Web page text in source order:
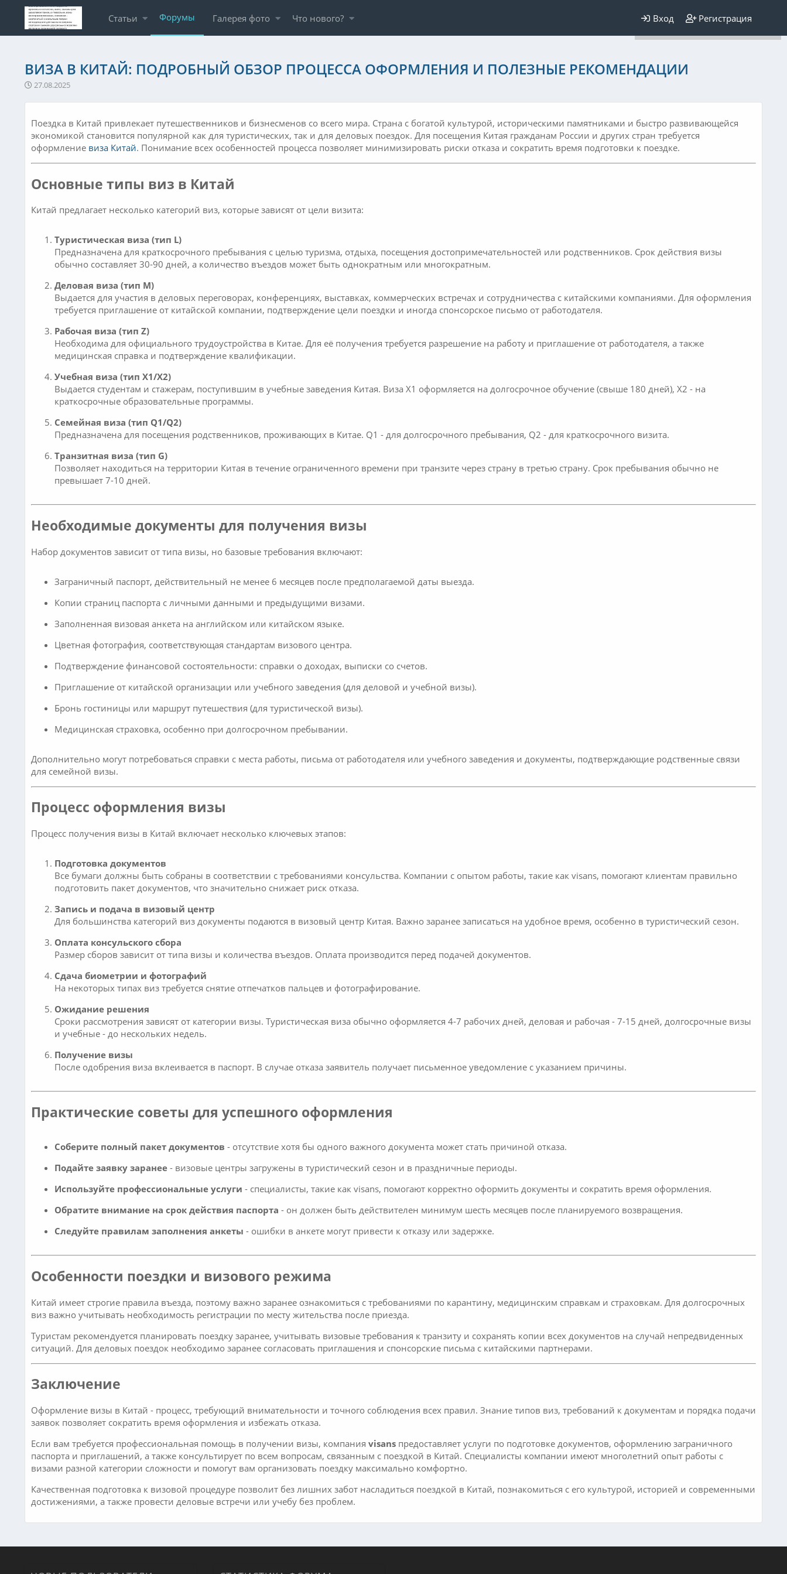
Статьи Форумы Галерея фото Что нового? Вход Регистрация
ВИЗА В КИТАЙ: ПОДРОБНЫЙ ОБЗОР ПРОЦЕССА ОФОРМЛЕНИЯ И ПОЛЕЗНЫЕ РЕКОМЕНДАЦИИ
27.08.2025
Поездка в Китай привлекает путешественников и бизнесменов со всего мира. Страна с богатой культурой, историческими памятниками и быстро развивающейся
экономикой становится популярной как для туристических, так и для деловых поездок. Для посещения Китая гражданам России и других стран требуется
оформление виза Китай. Понимание всех особенностей процесса позволяет минимизировать риски отказа и сократить время подготовки к поездке.
Основные типы виз в Китай
Китай предлагает несколько категорий виз, которые зависят от цели визита:
Туристическая виза (тип L)
Предназначена для краткосрочного пребывания с целью туризма, отдыха, посещения достопримечательностей или родственников. Срок действия визы
обычно составляет 30-90 дней, а количество въездов может быть однократным или многократным.
Деловая виза (тип M)
Выдается для участия в деловых переговорах, конференциях, выставках, коммерческих встречах и сотрудничества с китайскими компаниями. Для оформления
требуется приглашение от китайской компании, подтверждение цели поездки и иногда спонсорское письмо от работодателя.
Рабочая виза (тип Z)
Необходима для официального трудоустройства в Китае. Для её получения требуется разрешение на работу и приглашение от работодателя, а также
медицинская справка и подтверждение квалификации.
Учебная виза (тип X1/X2)
Выдается студентам и стажерам, поступившим в учебные заведения Китая. Виза X1 оформляется на долгосрочное обучение (свыше 180 дней), X2 - на
краткосрочные образовательные программы.
Семейная виза (тип Q1/Q2)
Предназначена для посещения родственников, проживающих в Китае. Q1 - для долгосрочного пребывания, Q2 - для краткосрочного визита.
Транзитная виза (тип G)
Позволяет находиться на территории Китая в течение ограниченного времени при транзите через страну в третью страну. Срок пребывания обычно не
превышает 7-10 дней.
Необходимые документы для получения визы
Набор документов зависит от типа визы, но базовые требования включают:
Заграничный паспорт, действительный не менее 6 месяцев после предполагаемой даты выезда.
Копии страниц паспорта с личными данными и предыдущими визами.
Заполненная визовая анкета на английском или китайском языке.
Цветная фотография, соответствующая стандартам визового центра.
Подтверждение финансовой состоятельности: справки о доходах, выписки со счетов.
Приглашение от китайской организации или учебного заведения (для деловой и учебной визы).
Бронь гостиницы или маршрут путешествия (для туристической визы).
Медицинская страховка, особенно при долгосрочном пребывании.
Дополнительно могут потребоваться справки с места работы, письма от работодателя или учебного заведения и документы, подтверждающие родственные связи
для семейной визы.
Процесс оформления визы
Процесс получения визы в Китай включает несколько ключевых этапов:
Подготовка документов
Все бумаги должны быть собраны в соответствии с требованиями консульства. Компании с опытом работы, такие как visans, помогают клиентам правильно
подготовить пакет документов, что значительно снижает риск отказа.
Запись и подача в визовый центр
Для большинства категорий виз документы подаются в визовый центр Китая. Важно заранее записаться на удобное время, особенно в туристический сезон.
Оплата консульского сбора
Размер сборов зависит от типа визы и количества въездов. Оплата производится перед подачей документов.
Сдача биометрии и фотографий
На некоторых типах виз требуется снятие отпечатков пальцев и фотографирование.
Ожидание решения
Сроки рассмотрения зависят от категории визы. Туристическая виза обычно оформляется 4-7 рабочих дней, деловая и рабочая - 7-15 дней, долгосрочные визы
и учебные - до нескольких недель.
Получение визы
После одобрения виза вклеивается в паспорт. В случае отказа заявитель получает письменное уведомление с указанием причины.
Практические советы для успешного оформления
Соберите полный пакет документов - отсутствие хотя бы одного важного документа может стать причиной отказа.
Подайте заявку заранее - визовые центры загружены в туристический сезон и в праздничные периоды.
Используйте профессиональные услуги - специалисты, такие как visans, помогают корректно оформить документы и сократить время оформления.
Обратите внимание на срок действия паспорта - он должен быть действителен минимум шесть месяцев после планируемого возвращения.
Следуйте правилам заполнения анкеты - ошибки в анкете могут привести к отказу или задержке.
Особенности поездки и визового режима
Китай имеет строгие правила въезда, поэтому важно заранее ознакомиться с требованиями по карантину, медицинским справкам и страховкам. Для долгосрочных
виз важно учитывать необходимость регистрации по месту жительства после приезда.
Туристам рекомендуется планировать поездку заранее, учитывать визовые требования к транзиту и сохранять копии всех документов на случай непредвиденных
ситуаций. Для деловых поездок необходимо заранее согласовать приглашения и спонсорские письма с китайскими партнерами.
Заключение
Оформление визы в Китай - процесс, требующий внимательности и точного соблюдения всех правил. Знание типов виз, требований к документам и порядка подачи
заявок позволяет сократить время оформления и избежать отказа.
Если вам требуется профессиональная помощь в получении визы, компания visans предоставляет услуги по подготовке документов, оформлению заграничного
паспорта и приглашений, а также консультирует по всем вопросам, связанным с поездкой в Китай. Специалисты компании имеют многолетний опыт работы с
визами разной категории сложности и помогут вам организовать поездку максимально комфортно.
Качественная подготовка к визовой процедуре позволит без лишних забот насладиться поездкой в Китай, познакомиться с его культурой, историей и современными
достижениями, а также провести деловые встречи или учебу без проблем.
Для любых предложений по